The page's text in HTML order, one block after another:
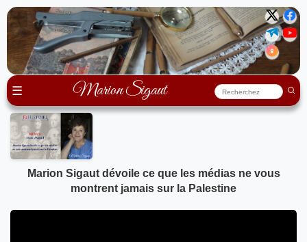
☰ Marion Sigaut
Marion Sigaut dévoile ce que les médias ne vous
montrent jamais sur la Palestine